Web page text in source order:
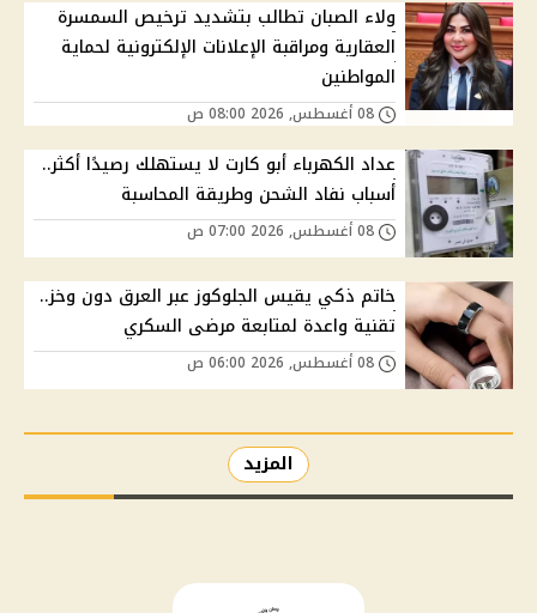
ولاء الصبان تطالب بتشديد ترخيص السمسرة
العقارية ومراقبة الإعلانات الإلكترونية لحماية
المواطنين
عداد الكهرباء أبو كارت لا يستهلك رصيدًا أكثر..
أسباب نفاد الشحن وطريقة المحاسبة
خاتم ذكي يقيس الجلوكوز عبر العرق دون وخز..
تقنية واعدة لمتابعة مرضى السكري
المزيد